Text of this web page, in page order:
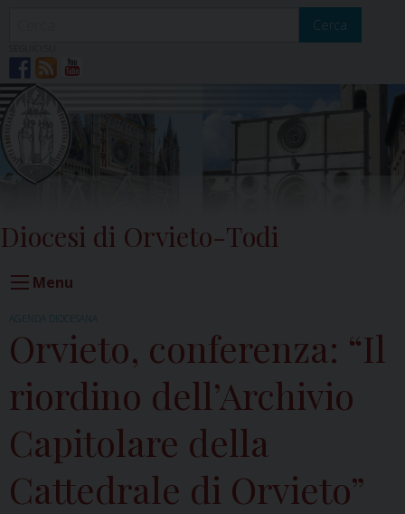
Cerca
Diocesi di Orvieto-Todi
Menu
AGENDA DIOCESANA
Orvieto, conferenza: “Il
riordino dell’Archivio
Capitolare della
Cattedrale di Orvieto”